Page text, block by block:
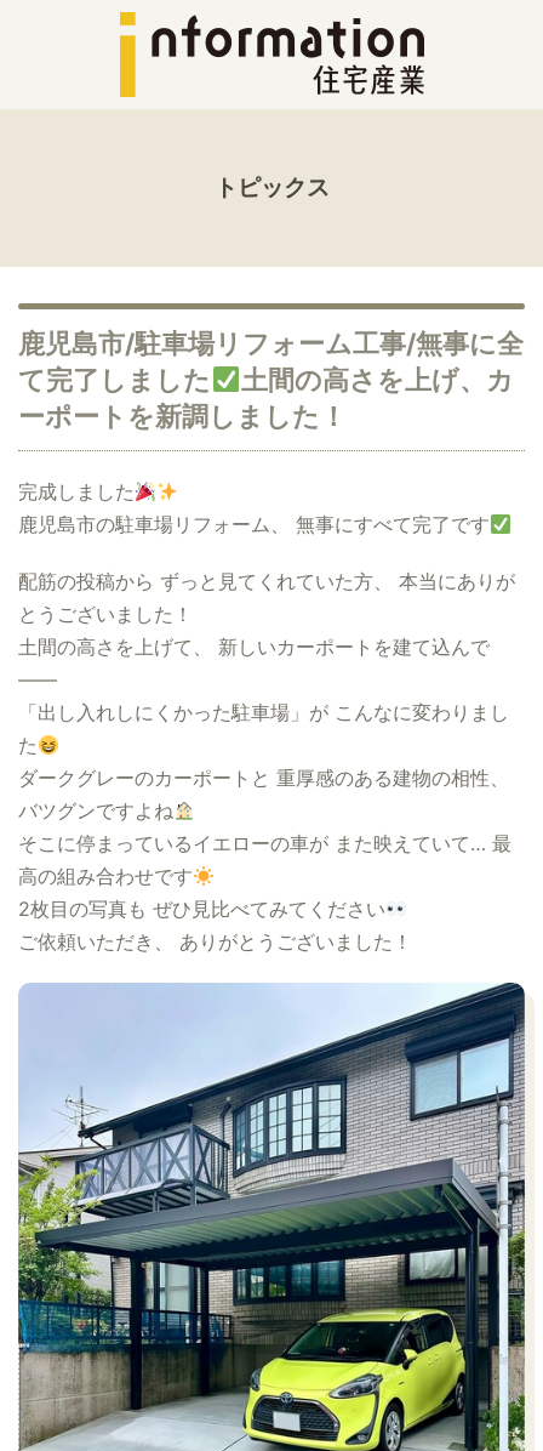
トピックス
鹿児島市/駐車場リフォーム工事/無事に全
て完了しました
土間の高さを上げ、カ
ーポートを新調しました！
完成しました
鹿児島市の駐車場リフォーム、 無事にすべて完了です
配筋の投稿から ずっと見てくれていた方、 本当にありが
とうございました！
土間の高さを上げて、 新しいカーポートを建て込んで
——
「出し入れしにくかった駐車場」が こんなに変わりまし
た
ダークグレーのカーポートと 重厚感のある建物の相性、
バツグンですよね
そこに停まっているイエローの車が また映えていて… 最
高の組み合わせです
2枚目の写真も ぜひ見比べてみてください
ご依頼いただき、 ありがとうございました！